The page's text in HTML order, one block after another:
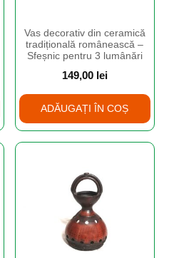
Vas decorativ din ceramică
tradițională românească –
Sfeșnic pentru 3 lumânări
149,00 lei
ADĂUGAȚI ÎN COȘ